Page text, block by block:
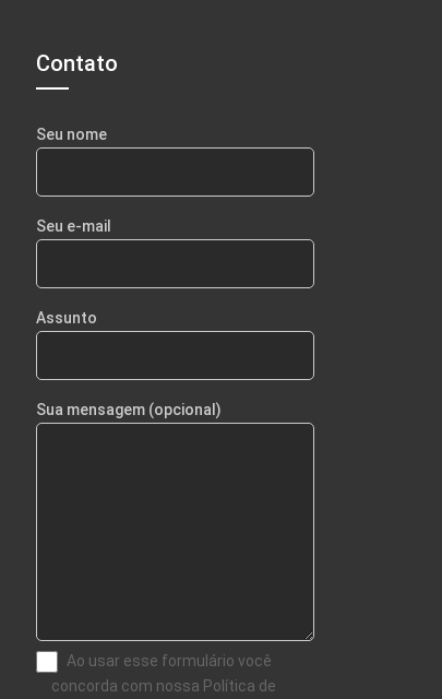
Contato
Seu nome
Seu e-mail
Assunto
Sua mensagem (opcional)
Ao usar esse formulário você
concorda com nossa Política de